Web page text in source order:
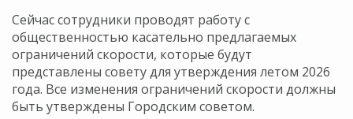
Сейчас сотрудники проводят работу с
общественностью касательно предлагаемых
ограничений скорости, которые будут
представлены совету для утверждения летом 2026
года. Все изменения ограничений скорости должны
быть утверждены Городским советом.